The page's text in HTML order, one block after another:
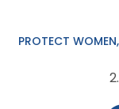
PROTECT